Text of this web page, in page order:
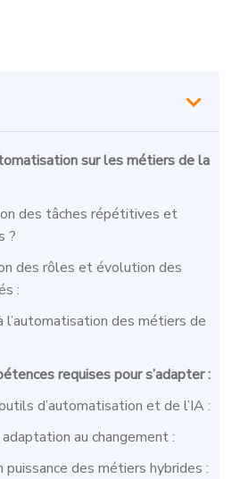
sur les métiers de la
des tâches répétitives et
?
des rôles et évolution des
:
l’automatisation des métiers de
requises pour s’adapter :
d’automatisation et de l’IA :
au changement :
puissance des métiers hybrides :